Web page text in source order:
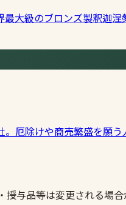
大級のブロンズ製釈迦
厄除けや商売繁盛を願
与品等は変更される場